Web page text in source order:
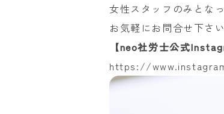
女性スタッフのみとな
お気軽にお問合せ下さい
【neo社労士公式
https://